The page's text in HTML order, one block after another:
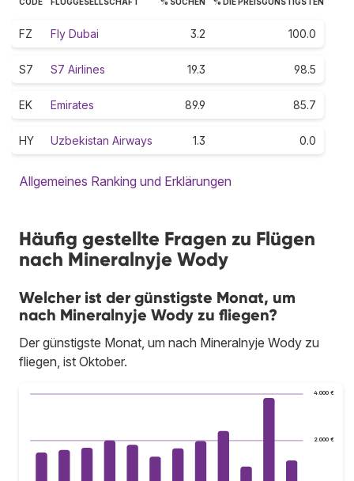
FZ Fly Dubai 3.2 100.0
S7 S7 Airlines 19.3 98.5
EK Emirates 89.9 85.7
HY Uzbekistan Airways 1.3 0.0
Allgemeines Ranking und Erklärungen
Häufig gestellte Fragen zu Flügen
nach Mineralnyje Wody
Welcher ist der günstigste Monat, um
nach Mineralnyje Wody zu fliegen?
Der günstigste Monat, um nach Mineralnyje Wody zu
fliegen, ist Oktober.
2.000 €
4.000 €